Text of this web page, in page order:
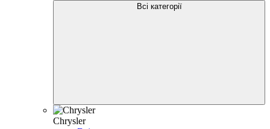
Всі категорії
Chrysler